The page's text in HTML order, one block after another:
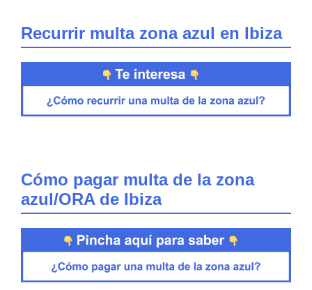
Recurrir multa zona azul en Ibiza
Cómo pagar multa de la zona
azul/ORA de Ibiza